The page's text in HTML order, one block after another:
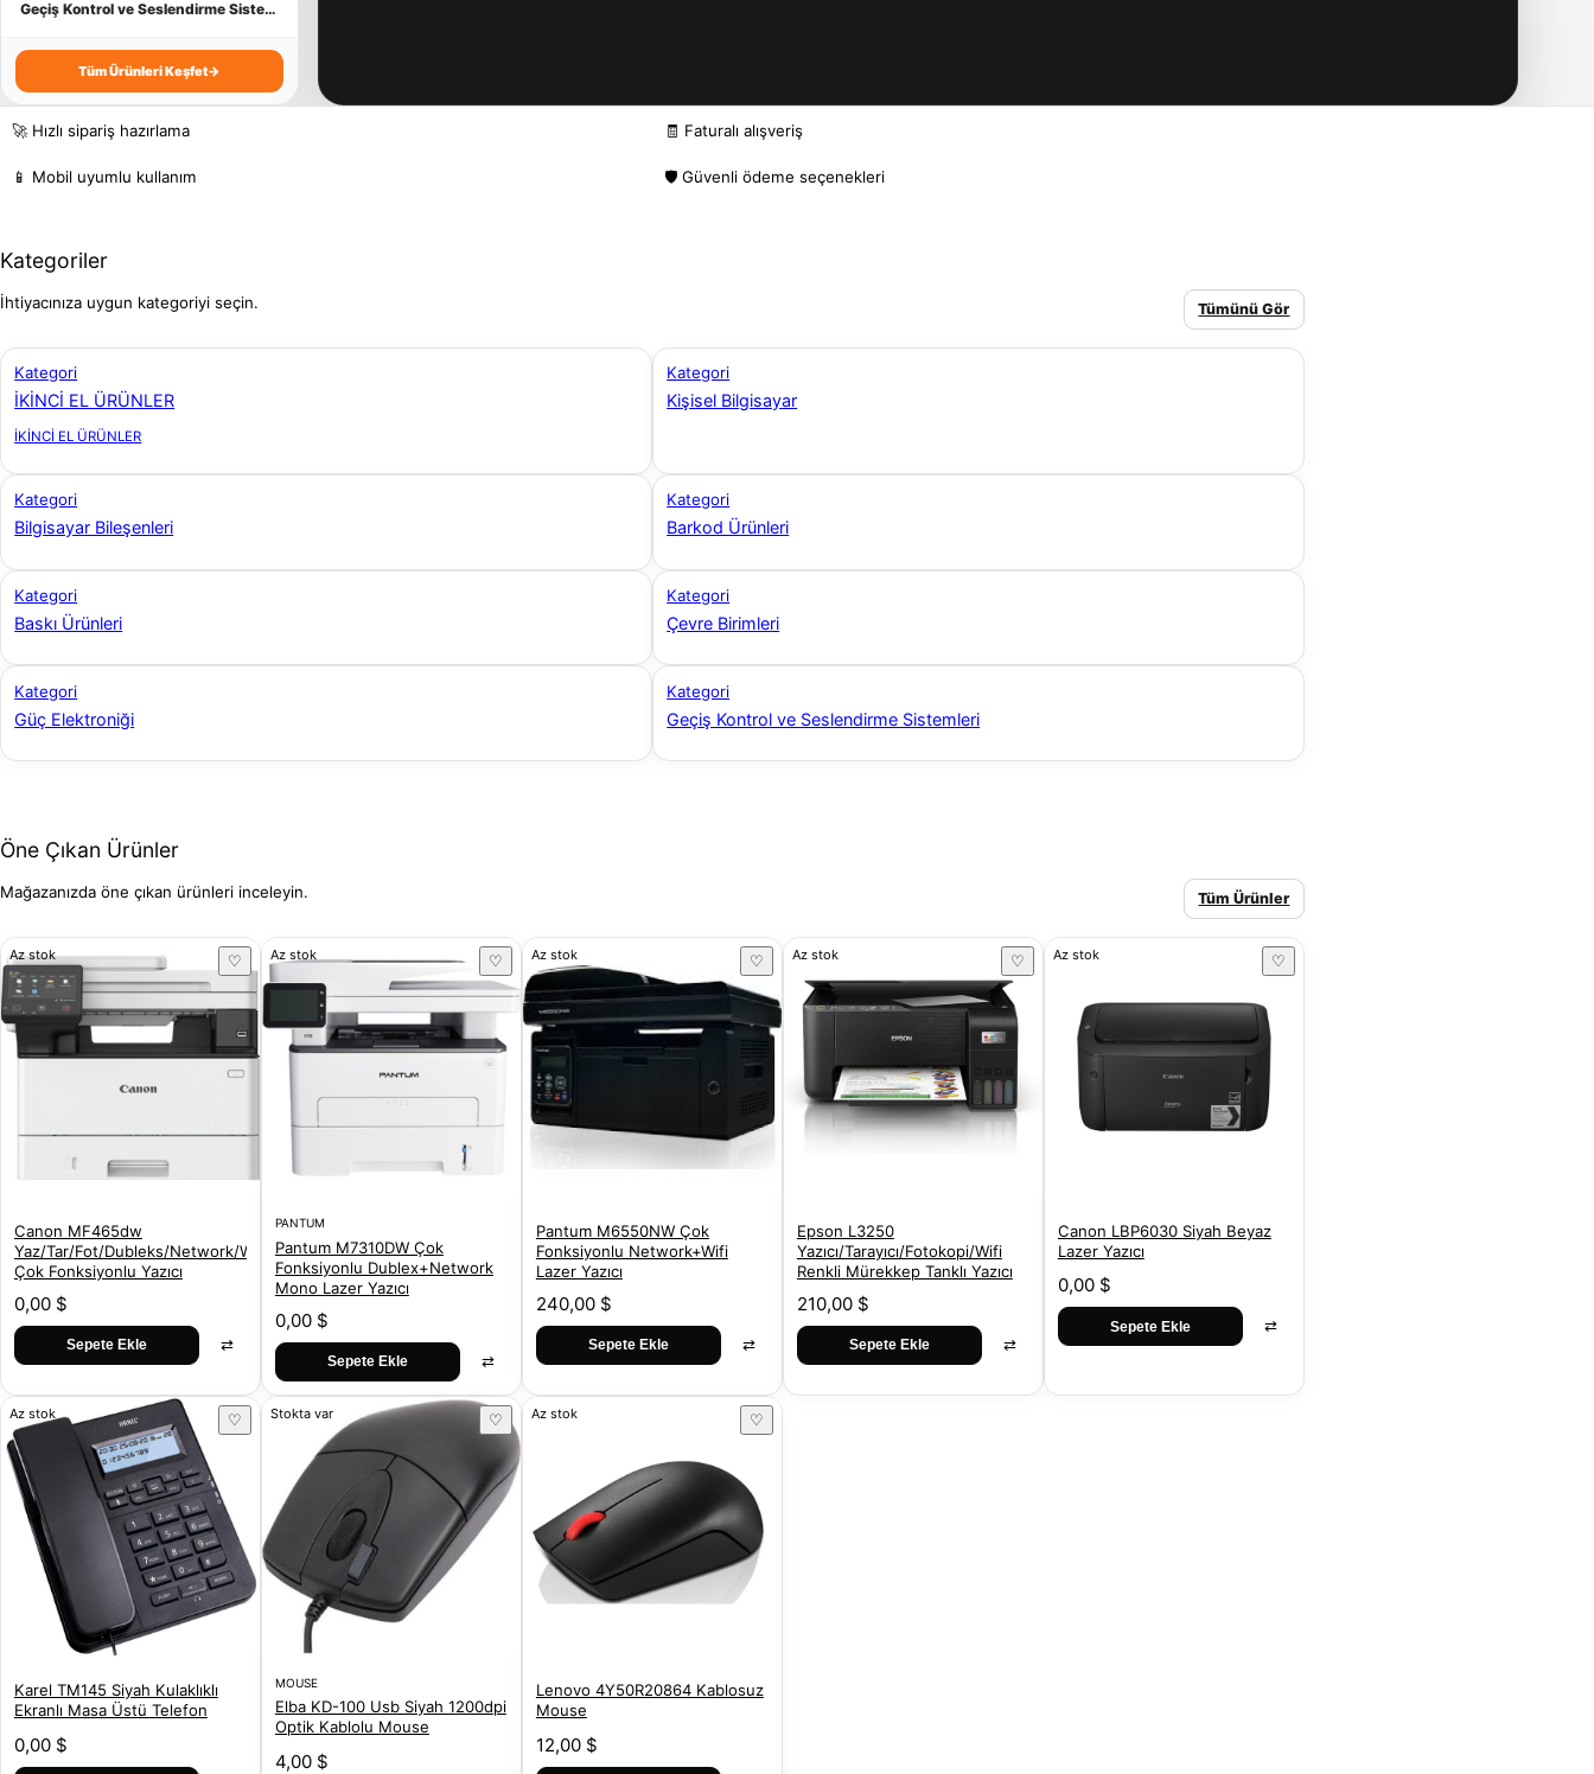
Geçiş Kontrol ve Seslendirme Sistemleri
Tüm Ürünleri Keşfet→
🚀 Hızlı sipariş hazırlama 🧾 Faturalı alışveriş
📱 Mobil uyumlu kullanım 🛡️ Güvenli ödeme seçenekleri
Kategoriler
İhtiyacınıza uygun kategoriyi seçin. Tümünü Gör
Kategori
İKİNCİ EL ÜRÜNLER
İKİNCİ EL ÜRÜNLER
Kategori
Kişisel Bilgisayar
Kategori
Bilgisayar Bileşenleri
Kategori
Barkod Ürünleri
Kategori
Baskı Ürünleri
Kategori
Çevre Birimleri
Kategori
Güç Elektroniği
Kategori
Geçiş Kontrol ve Seslendirme Sistemleri
Öne Çıkan Ürünler
Mağazanızda öne çıkan ürünleri inceleyin. Tüm Ürünler
Az stok ♡
Canon MF465dw
Yaz/Tar/Fot/Dubleks/Network/Wifi
Çok Fonksiyonlu Yazıcı
0,00 $
Sepete Ekle ⇄
Az stok ♡
PANTUM
Pantum M7310DW Çok
Fonksiyonlu Dublex+Network
Mono Lazer Yazıcı
0,00 $
Sepete Ekle ⇄
Az stok ♡
Pantum M6550NW Çok
Fonksiyonlu Network+Wifi
Lazer Yazıcı
240,00 $
Sepete Ekle ⇄
Az stok ♡
Epson L3250
Yazıcı/Tarayıcı/Fotokopi/Wifi
Renkli Mürekkep Tanklı Yazıcı
210,00 $
Sepete Ekle ⇄
Az stok ♡
Canon LBP6030 Siyah Beyaz
Lazer Yazıcı
0,00 $
Sepete Ekle ⇄
Az stok ♡
Karel TM145 Siyah Kulaklıklı
Ekranlı Masa Üstü Telefon
0,00 $
Stokta var ♡
MOUSE
Elba KD-100 Usb Siyah 1200dpi
Optik Kablolu Mouse
4,00 $
Az stok ♡
Lenovo 4Y50R20864 Kablosuz
Mouse
12,00 $